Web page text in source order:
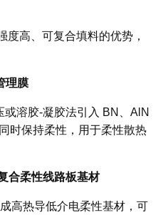
度高、可复合填料的优势，
理膜
溶胶-凝胶法引入 BN、AlN
时保持柔性，用于柔性散热
合柔性线路板基材
高热导低介电柔性基材，可